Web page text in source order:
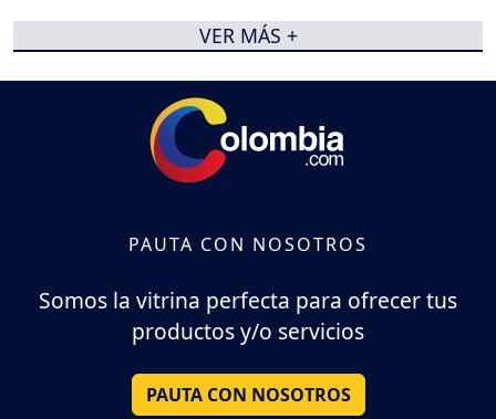
VER MÁS +
PAUTA CON NOSOTROS
Somos la vitrina perfecta para ofrecer tus
productos y/o servicios
PAUTA CON NOSOTROS